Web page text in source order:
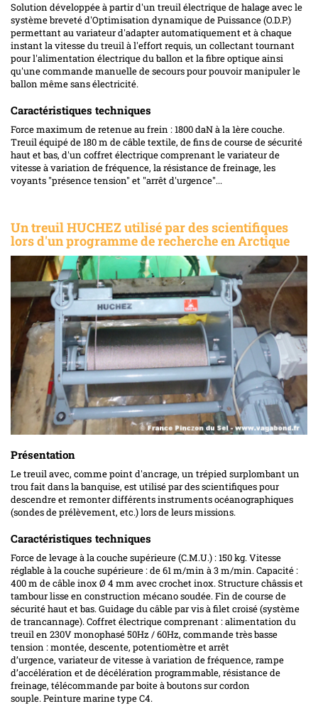
Solution développée à partir d'un treuil électrique de halage avec le
système breveté d'Optimisation dynamique de Puissance (O.D.P.)
permettant au variateur d'adapter automatiquement et à chaque
instant la vitesse du treuil à l'effort requis, un collectant tournant
pour l'alimentation électrique du ballon et la fibre optique ainsi
qu'une commande manuelle de secours pour pouvoir manipuler le
ballon même sans électricité.
Caractéristiques techniques
Force maximum de retenue au frein : 1800 daN à la 1ère couche.
Treuil équipé de 180 m de câble textile, de fins de course de sécurité
haut et bas, d'un coffret électrique comprenant le variateur de
vitesse à variation de fréquence, la résistance de freinage, les
voyants "présence tension" et "arrêt d'urgence"...
Un treuil HUCHEZ utilisé par des scientifiques
lors d'un programme de recherche en Arctique
Présentation
Le treuil avec, comme point d'ancrage, un trépied surplombant un
trou fait dans la banquise, est utilisé par des scientifiques pour
descendre et remonter différents instruments océanographiques
(sondes de prélèvement, etc.) lors de leurs missions.
Caractéristiques techniques
Force de levage à la couche supérieure (C.M.U.) : 150 kg. Vitesse
réglable à la couche supérieure : de 61 m/min à 3 m/min. Capacité :
400 m de câble inox Ø 4 mm avec crochet inox. Structure châssis et
tambour lisse en construction mécano soudée. Fin de course de
sécurité haut et bas. Guidage du câble par vis à filet croisé (système
de trancannage). Coffret électrique comprenant : alimentation du
treuil en 230V monophasé 50Hz / 60Hz, commande très basse
tension : montée, descente, potentiomètre et arrêt
d’urgence, variateur de vitesse à variation de fréquence, rampe
d’accélération et de décélération programmable, résistance de
freinage, télécommande par boite à boutons sur cordon
souple. Peinture marine type C4.